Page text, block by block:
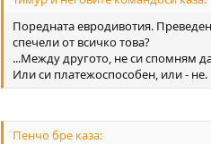
Поредната евродивотия.
спечели от всичко това?
...Между другото, не си спомням
Или си платежоспособен, или - не.
Пенчо бре каза: